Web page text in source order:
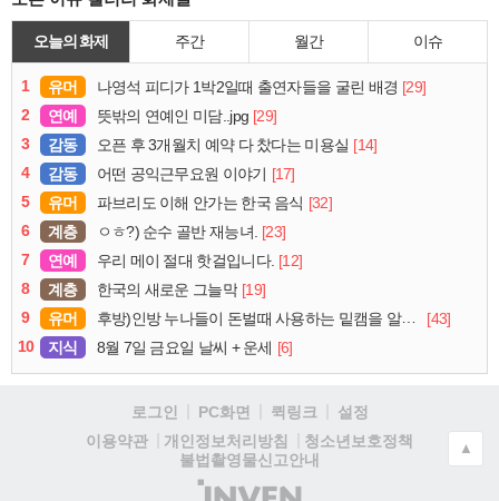
오늘의 화제 주간 월간 이슈
1 유머 나영석 피디가 1박2일때 출연자들을 굴린 배경 [29]
2
연예 뜻밖의 연예인 미담..jpg [29]
3
감동 오픈 후 3개월치 예약 다 찼다는 미용실 [14]
4
감동 어떤 공익근무요원 이야기 [17]
5
유머 파브리도 이해 안가는 한국 음식 [32]
6
계층 ㅇㅎ?) 순수 골반 재능녀. [23]
7
연예 우리 메이 절대 핫걸입니다. [12]
8
계층 한국의 새로운 그늘막 [19]
9
유머 후방)인방 누나들이 돈벌때 사용하는 밑캠을 알아보자
[43]
10
지식 8월 7일 금요일 날씨 + 운세 [6]
로그인 PC화면 퀵링크
설정
이용약관
개인정보처리방침
청소년보호정책
불법촬영물신고안내
(주)
▲